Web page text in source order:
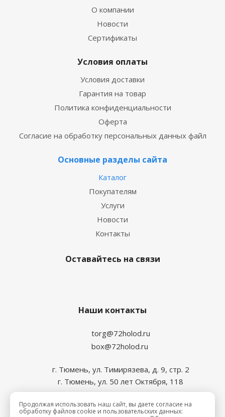
О компании
Новости
Сертификаты
Условия оплаты
Условия доставки
Гарантия на товар
Политика конфиденциальности
Оферта
Согласие на обработку персональных данных файл
Основные разделы сайта
Каталог
Покупателям
Услуги
Новости
Контакты
Оставайтесь на связи
Наши контакты
torg@72holod.ru
box@72holod.ru
г. Тюмень, ул. Тимирязева, д. 9, стр. 2
г. Тюмень, ул. 50 лет Октября, 118
Продолжая использовать наш сайт, вы даете согласие на
обработку файлов cookie и пользовательских данных: